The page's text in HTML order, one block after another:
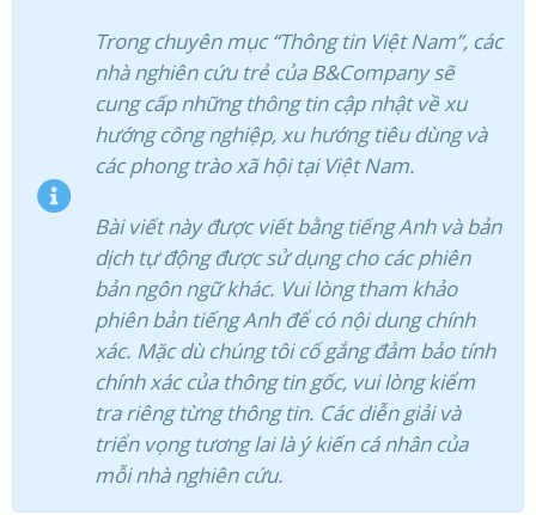
Trong chuyên mục “Thông tin Việt Nam”, các
nhà nghiên cứu trẻ của B&Company sẽ
cung cấp những thông tin cập nhật về xu
hướng công nghiệp, xu hướng tiêu dùng và
các phong trào xã hội tại Việt Nam.
Bài viết này được viết bằng tiếng Anh và bản
dịch tự động được sử dụng cho các phiên
bản ngôn ngữ khác. Vui lòng tham khảo
phiên bản tiếng Anh để có nội dung chính
xác. Mặc dù chúng tôi cố gắng đảm bảo tính
chính xác của thông tin gốc, vui lòng kiểm
tra riêng từng thông tin. Các diễn giải và
triển vọng tương lai là ý kiến cá nhân của
mỗi nhà nghiên cứu.